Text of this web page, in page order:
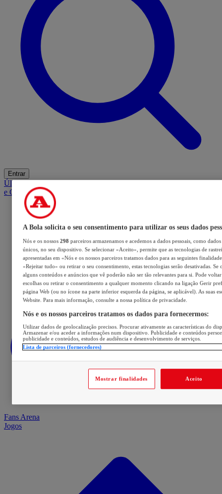
Entrar
ÚltimasMercadoOpiniãoiGaming HubA BOLA SUGEREBarba
e Cabelo
Fans Arena
Jogos
A Bola solicita o seu consentimento para utilizar os seus dados
Nós e os nossos 298 parceiros armazenamos e acedemos a dados pessoais, como
únicos, no seu dispositivo. Se selecionar «Aceito», permite que as tecnologias de
apresentadas em «Nós e os nossos parceiros tratamos dados para as seguintes
«Rejeitar tudo» ou retirar o seu consentimento, estas tecnologias serão desativadas. Se
alguns conteúdos e anúncios que vê poderão não ser tão relevantes para si. Pode voltar
escolhas ou retirar o consentimento a qualquer momento clicando na ligação Gerir
página Web (ou no ícone na parte inferior esquerda da página, se aplicável). As suas
Website. Para mais informação, consulte a nossa política de privacidade.
Nós e os nossos parceiros tratamos os dados para fornecermos:
Utilizar dados de geolocalização precisos. Procurar ativamente as características do
Armazenar e/ou aceder a informações num dispositivo. Publicidade e conteúdos
publicidade e conteúdos, estudos de audiência e desenvolvimento de serviços.
Lista de parceiros (fornecedores)
Mostrar finalidades Aceito